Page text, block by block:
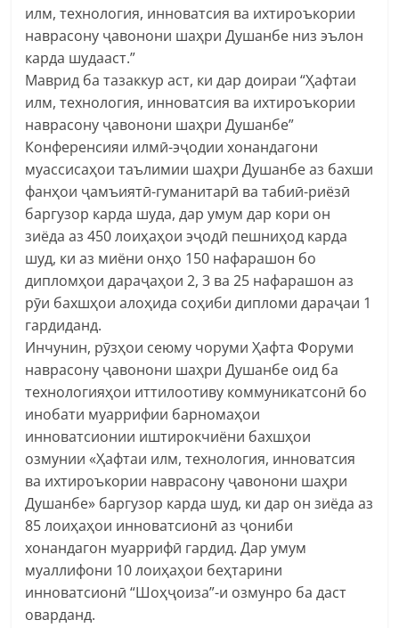
илм, технология, инноватсия ва ихтироъкории
наврасону ҷавонони шаҳри Душанбе низ эълон
карда шудааст.”
Маврид ба тазаккур аст, ки дар доираи “Ҳафтаи
илм, технология, инноватсия ва ихтироъкории
наврасону ҷавонони шаҳри Душанбе”
Конференсияи илмӣ-эҷодии хонандагони
муассисаҳои таълимии шаҳри Душанбе аз бахши
фанҳои ҷамъиятӣ-гуманитарӣ ва табиӣ-риёзӣ
баргузор карда шуда, дар умум дар кори он
зиёда аз 450 лоиҳаҳои эҷодӣ пешниҳод карда
шуд, ки аз миёни онҳо 150 нафарашон бо
дипломҳои дараҷаҳои 2, 3 ва 25 нафарашон аз
рӯи бахшҳои алоҳида соҳиби дипломи дараҷаи 1
гардиданд.
Инчунин, рӯзҳои сеюму чоруми Ҳафта Форуми
наврасону ҷавонони шаҳри Душанбе оид ба
технологияҳои иттилоотиву коммуникатсонӣ бо
инобати муаррифии барномаҳои
инноватсионии иштирокчиёни бахшҳои
озмунии «Ҳафтаи илм, технология, инноватсия
ва ихтироъкории наврасону ҷавонони шаҳри
Душанбе» баргузор карда шуд, ки дар он зиёда аз
85 лоиҳаҳои инноватсионӣ аз ҷониби
хонандагон муаррифӣ гардид. Дар умум
муаллифони 10 лоиҳаҳои беҳтарини
инноватсионӣ “Шоҳҷоиза”-и озмунро ба даст
оварданд.